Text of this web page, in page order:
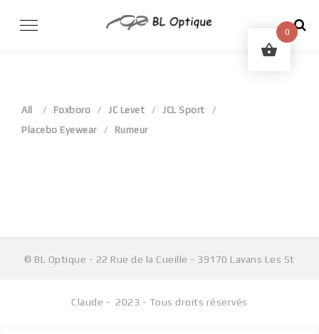
All Foxboro JC Levet
JCL Sport
Placebo Eyewear
Rumeur
© BL Optique - 22 Rue de la Cueille - 39170 Lavans Les St
Claude - 2023 - Tous droits réservés
0